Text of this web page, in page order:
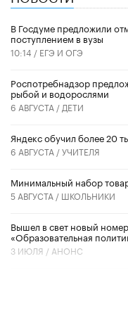
В Госдуме предложили
поступлением в вузы
10:14 / ЕГЭ И ОГЭ
Роспотребнадзор
рыбой и водорослями
6 АВГУСТА / ДЕТИ
​Яндекс обучил более 20
6 АВГУСТА /УЧИТЕЛЯ
Минимальный набор
5 АВГУСТА / ШКОЛЬНИКИ
Вышел в свет новый
«Образовательная
3 ИЮЛЯ / АНОНС